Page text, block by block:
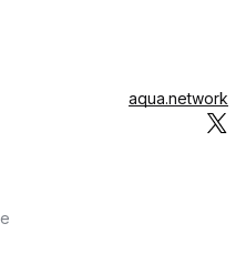
aqua.network